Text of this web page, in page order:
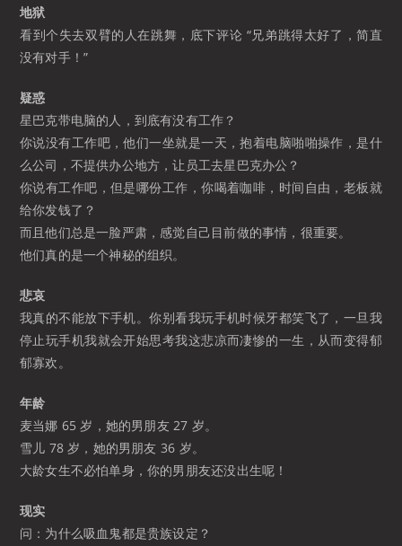
地狱
看到个失去双臂的人在跳舞，底下评论 “兄弟跳得太好了，简直
没有对手！”
疑惑
星巴克带电脑的人，到底有没有工作？
你说没有工作吧，他们一坐就是一天，抱着电脑啪啪操作，是什
么公司，不提供办公地方，让员工去星巴克办公？
你说有工作吧，但是哪份工作，你喝着咖啡，时间自由，老板就
给你发钱了？
而且他们总是一脸严肃，感觉自己目前做的事情，很重要。
他们真的是一个神秘的组织。
悲哀
我真的不能放下手机。你别看我玩手机时候牙都笑飞了，一旦我
停止玩手机我就会开始思考我这悲凉而凄惨的一生，从而变得郁
郁寡欢。
年龄
麦当娜 65 岁，她的男朋友 27 岁。
雪儿 78 岁，她的男朋友 36 岁。
大龄女生不必怕单身，你的男朋友还没出生呢！
现实
问：为什么吸血鬼都是贵族设定？